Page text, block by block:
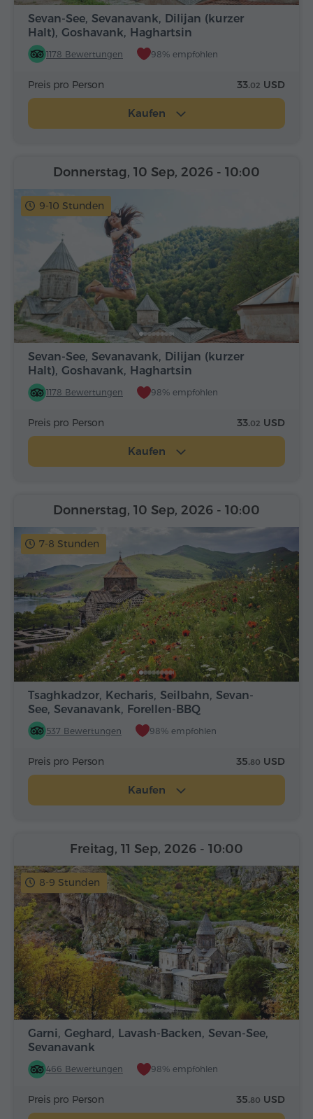
Sevan-See, Sevanavank, Dilijan (kurzer
Halt), Goshavank, Haghartsin
1178 Bewertungen 98% empfohlen
Preis pro Person 33.02 USD
Kaufen
9-10 Stunden
Sevan-See, Sevanavank, Dilijan (kurzer
Halt), Goshavank, Haghartsin
1178 Bewertungen 98% empfohlen
Donnerstag, 10 Sep, 2026 - 10:00
Preis pro Person 33.02 USD
Kaufen
7-8 Stunden
Tsaghkadzor, Kecharis, Seilbahn, Sevan-
See, Sevanavank, Forellen-BBQ
537 Bewertungen 98% empfohlen
Donnerstag, 10 Sep, 2026 - 10:00
Preis pro Person 35.80 USD
Kaufen
8-9 Stunden
Garni, Geghard, Lavash-Backen, Sevan-See,
Sevanavank
466 Bewertungen 98% empfohlen
Freitag, 11 Sep, 2026 - 10:00
Preis pro Person 35.80 USD